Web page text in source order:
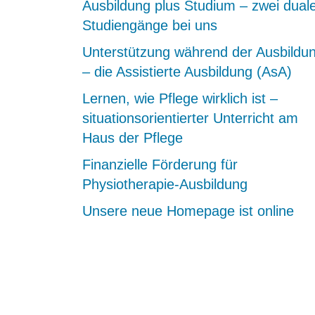
Ausbildung plus Studium – zwei
Studiengänge bei uns
Unterstützung während der
– die Assistierte Ausbildung (AsA)
Lernen, wie Pflege wirklich ist –
situationsorientierter Unterricht am
Haus der Pflege
Finanzielle Förderung für
Physiotherapie-Ausbildung
Unsere neue Homepage ist online